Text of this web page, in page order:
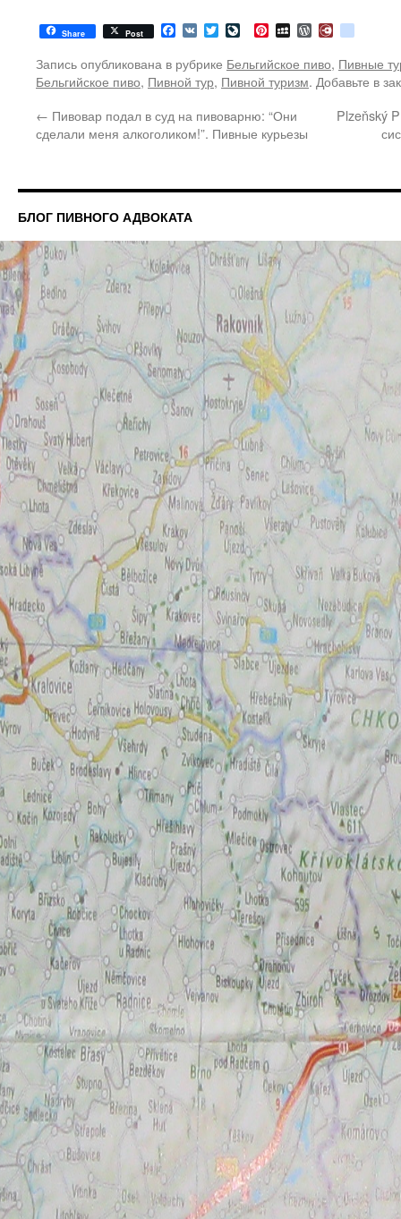
Share Post Facebook
VK TwitterLiveJournal
PinterestMySpaceWordPress
Diary.Ru
Запись опубликована в рубрике Бельгийское пиво, Пивные
Бельгийское пиво, Пивной тур, Пивной туризм. Добавьте в
← Пивовар подал в суд на пивоварню: “Они
сделали меня алкоголиком!”. Пивные курьезы
Plzeňský
БЛОГ ПИВНОГО АДВОКАТА